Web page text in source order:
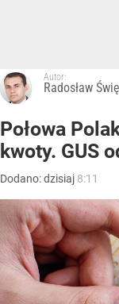
Autor:
Radosław
Połowa
kwoty. GUS
Dodano:dzisiaj 8:11